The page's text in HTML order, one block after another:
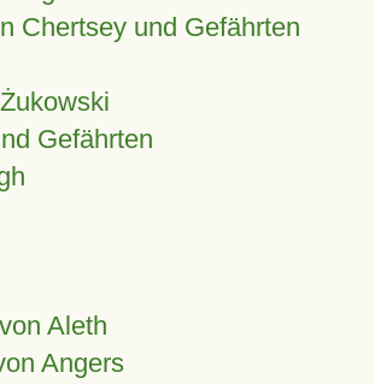
Chertsey und Gefährten
Gefährten
Aleth
Angers